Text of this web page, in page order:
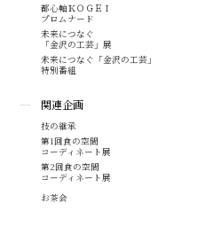
都心軸ＫＯＧＥＩ
プロムナード
未来につなぐ
「金沢の工芸」展
未来につなぐ「金沢の工芸」
特別番組
関連企画
技の継承
第1回食の空間
コーディネート展
第2回食の空間
コーディネート展
お茶会